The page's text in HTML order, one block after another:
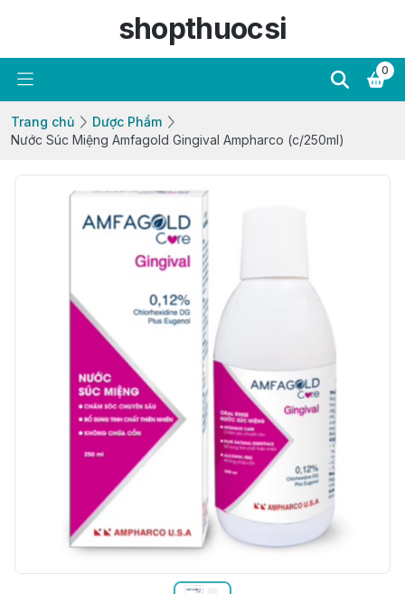
shopthuocsi
0
Trang chủ
Dược Phẩm
Nước Súc Miệng Amfagold Gingival Ampharco (c/250ml)